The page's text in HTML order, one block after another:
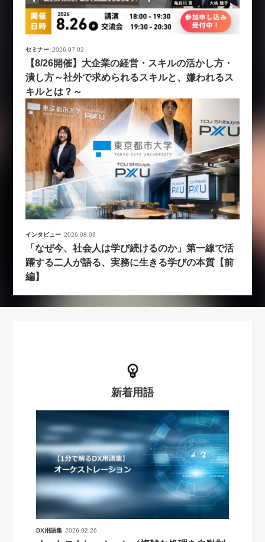
セミナー 2026.07.02
【8/26開催】大企業の経営・スキルの活かし方・
潰し方～社外で求められるスキルと、嫌われるス
キルとは？～
インタビュー 2026.08.03
「なぜ今、社会人は学び続けるのか」第一線で活
躍する二人が語る、実務に生きる学びの本質【前
編】
新着用語
DX用語集 2026.02.26